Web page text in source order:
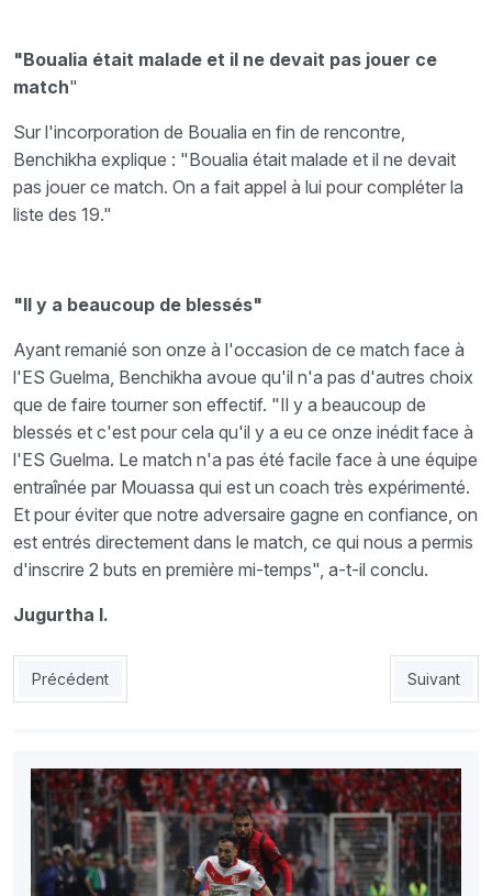
"Boualia était malade et il ne devait pas jouer ce
match"
Sur l'incorporation de Boualia en fin de rencontre,
Benchikha explique : "Boualia était malade et il ne devait
pas jouer ce match. On a fait appel à lui pour compléter la
liste des 19."
"Il y a beaucoup de blessés"
Ayant remanié son onze à l'occasion de ce match face à
l'ES Guelma, Benchikha avoue qu'il n'a pas d'autres choix
que de faire tourner son effectif. "Il y a beaucoup de
blessés et c'est pour cela qu'il y a eu ce onze inédit face à
l'ES Guelma. Le match n'a pas été facile face à une équipe
entraînée par Mouassa qui est un coach très expérimenté.
Et pour éviter que notre adversaire gagne en confiance, on
est entrés directement dans le match, ce qui nous a permis
d'inscrire 2 buts en première mi-temps", a-t-il conclu.
Jugurtha I.
Article précédent : MCEE 0 - ESS 2 : L’essentiel pour l’Entente
Précédent Article
Suivant